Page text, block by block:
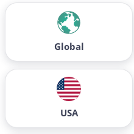
Global
USA